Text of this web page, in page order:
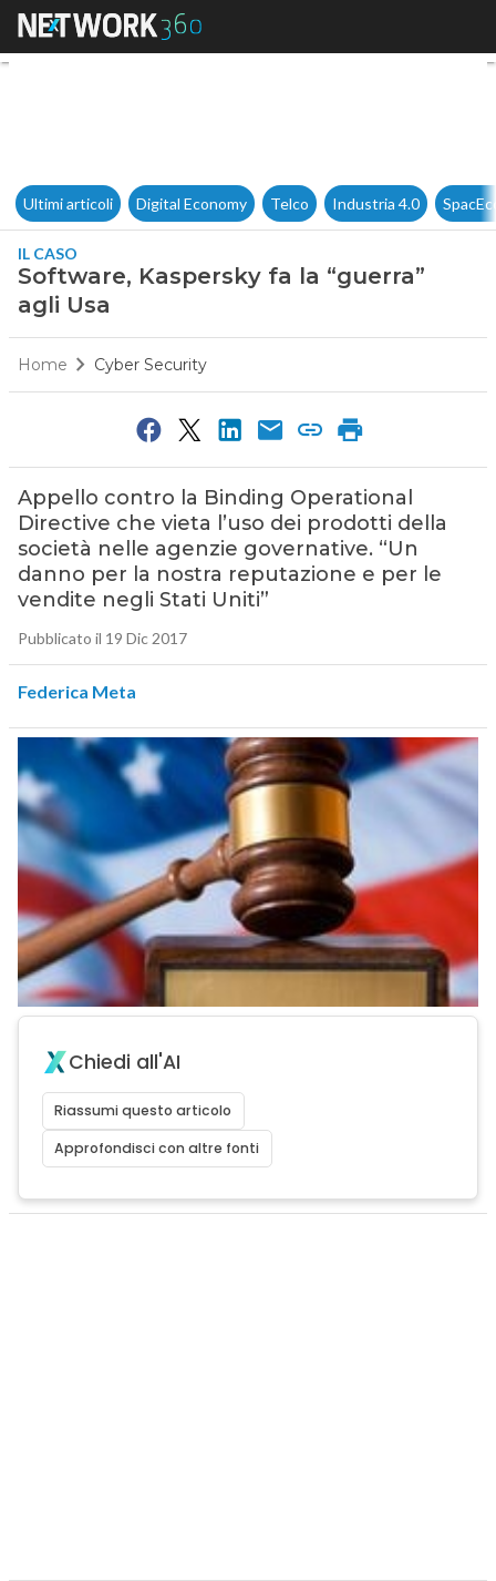
Software, Kaspersky fa la
Ultimi articoli Digital Economy Telco Industria 4.0
IL CASO
Software, Kaspersky fa la “guerra”
agli Usa
Home Cyber Security
Appello contro la Binding Operational
Directive che vieta l’uso dei prodotti della
società nelle agenzie governative. “Un
danno per la nostra reputazione e per le
vendite negli Stati Uniti”
Pubblicato il 19 Dic 2017
Federica Meta
Chiedi all'AI
Riassumi questo articolo
Approfondisci con altre fonti